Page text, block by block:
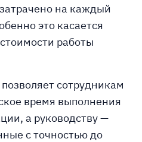
на каждый
это касается
работы
сотрудникам
время выполнения
а руководству —
с точностью до